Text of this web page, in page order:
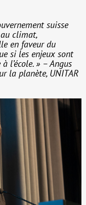
suisse
climat,
en faveur du
si les enjeux sont
l’école. » – Angus
la planète, UNITAR